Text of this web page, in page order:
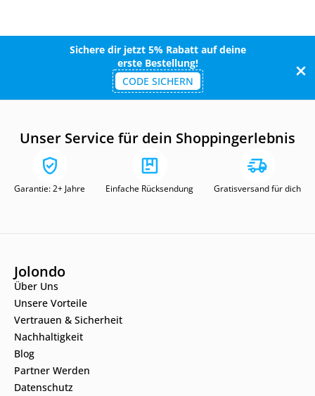
Sichere dir jetzt 5% Rabatt auf deine
erste Bestellung!
CODE SICHERN
Unser Service für dein Shoppingerlebnis
Garantie: 2+ Jahre Einfache Rücksendung Gratisversand für dich
Jolondo
Über Uns
Unsere Vorteile
Vertrauen & Sicherheit
Nachhaltigkeit
Blog
Partner Werden
Datenschutz